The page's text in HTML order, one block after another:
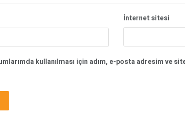
İnternet sitesi
kullanılması için adım, e-posta adresim ve